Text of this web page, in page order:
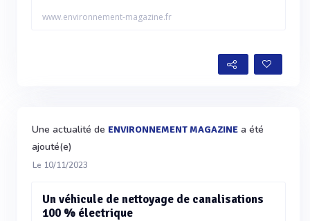
www.environnement-magazine.fr
Une actualité de ENVIRONNEMENT MAGAZINE a été
ajouté(e)
Le 10/11/2023
Un véhicule de nettoyage de canalisations
100 % électrique